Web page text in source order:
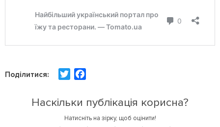
Поділитися:
t
b
Наскільки публікація корисна?
Натисніть на зірку, щоб оцінити!